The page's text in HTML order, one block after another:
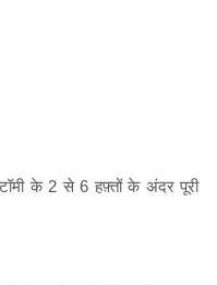
के 2 से 6 हफ़्तों के अंदर पूरी